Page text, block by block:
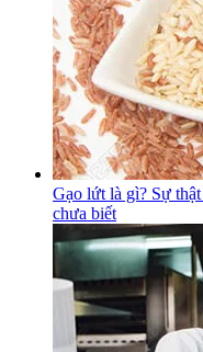
Gạo lứt là gì? Sự
chưa biết